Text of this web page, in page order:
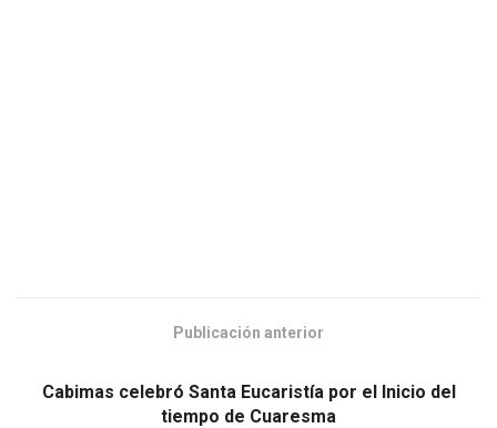
Publicación anterior
Cabimas celebró Santa Eucaristía por el Inicio del
tiempo de Cuaresma